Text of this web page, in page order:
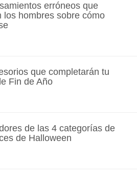
erróneos que
los hombres sobre cómo
que completarán tu
Fin de Año
de las 4 categorías de
de Halloween